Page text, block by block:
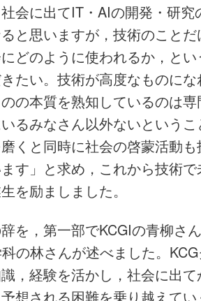
会に出てIT・AIの開発・研究
と思いますが，技術のこと
どのように使われるか，と
たい。技術が高度なものに
の本質を熟知しているのは
るみなさん以外ないという
くと同時に社会の啓蒙活動
す」と求め，これから技術
を励ましました。
を，第一部でKCGIの青柳さ
の林さんが述べました。
，経験を活かし，社会に出
想される困難を乗り越えて